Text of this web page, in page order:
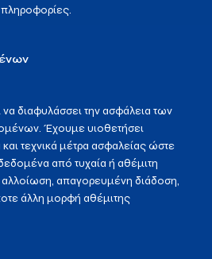
να διαφυλάσσει την ασφάλεια των
Έχουμε υιοθετήσει
τεχνικά μέτρα ασφαλείας ώστε
από τυχαία ή αθέμιτη
απαγορευμένη διάδοση,
άλλη μορφή αθέμιτης